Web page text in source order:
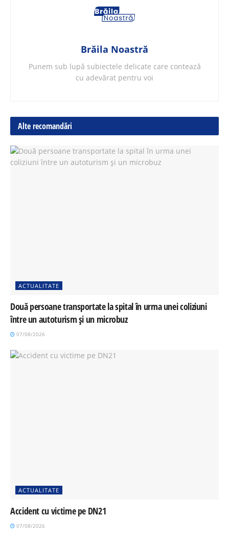
Brăila Noastră
Punem sub lupă subiectele delicate care contează
cu adevărat pentru voi
Alte recomandări
ACTUALITATE
Două persoane transportate la spital în urma unei coliziuni
între un autoturism și un microbuz
07/08/2026
ACTUALITATE
Accident cu victime pe DN21
07/08/2026